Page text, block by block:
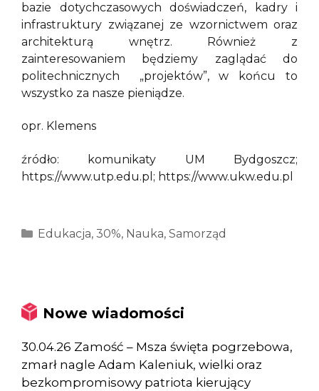
bazie dotychczasowych doświadczeń, kadry i
infrastruktury związanej ze wzornictwem oraz
architekturą wnętrz. Również z
zainteresowaniem będziemy zaglądać do
politechnicznych „projektów”, w końcu to
wszystko za nasze pieniądze.
opr. Klemens
źródło: komunikaty UM Bydgoszcz;
https://www.utp.edu.pl; https://www.ukw.edu.pl
Kategorie
Edukacja, 30%, Nauka, Samorząd
Nowe wiadomości
30.04.26 Zamość – Msza święta pogrzebowa,
zmarł nagle Adam Kaleniuk, wielki oraz
bezkompromisowy patriota kierujący